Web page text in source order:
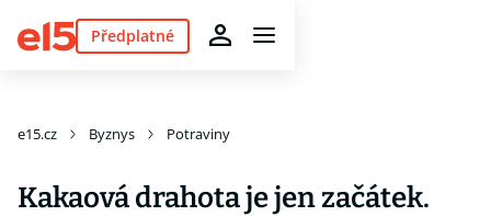
Předplatné
e15.cz Byznys Potraviny
Kakaová drahota je jen začátek.